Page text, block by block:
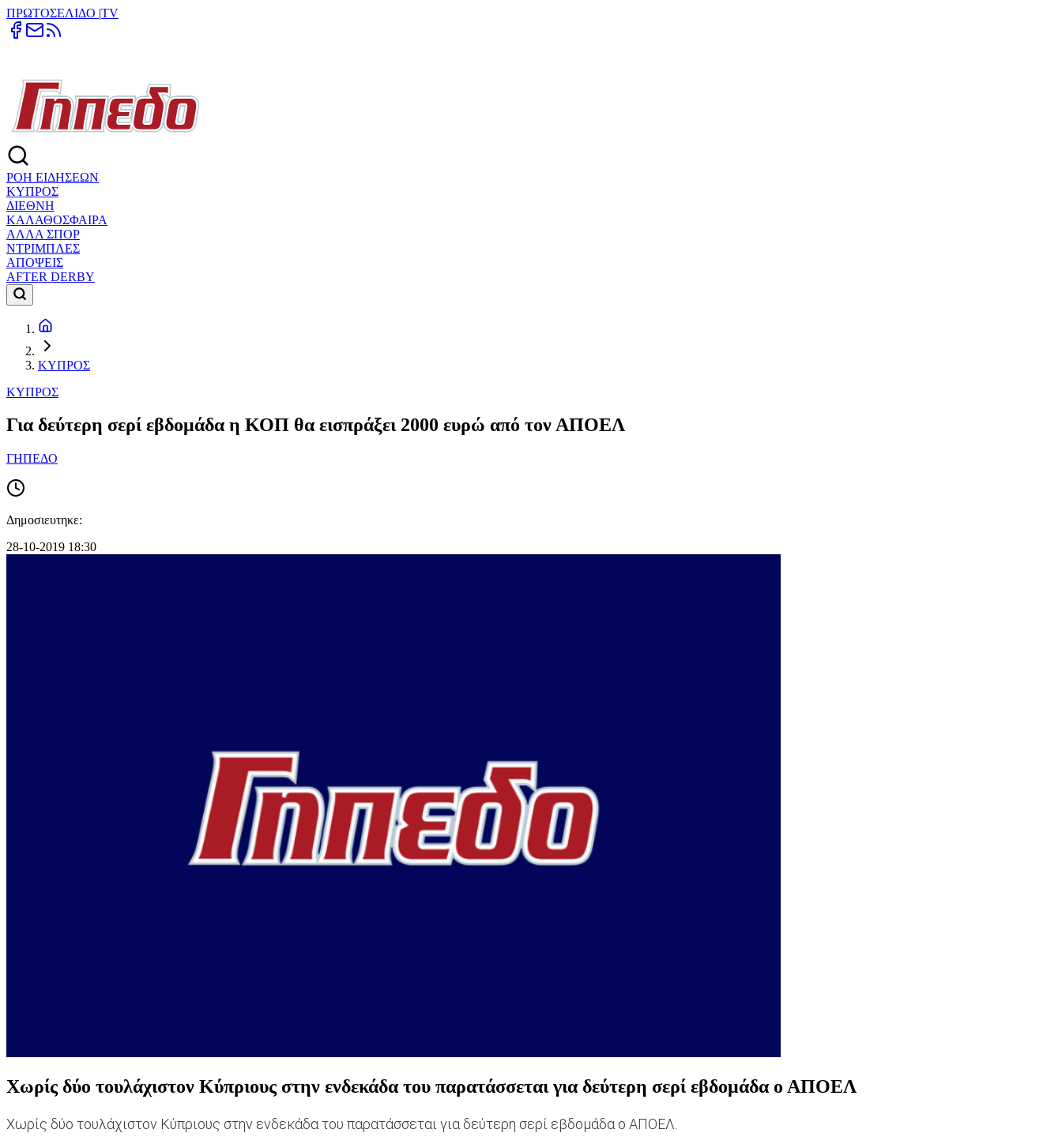
ΠΡΩΤΟΣΕΛΙΔΟ |TV
ΡΟΗ ΕΙΔΗΣΕΩΝ
ΚΥΠΡΟΣ
ΔΙΕΘΝΗ
ΚΑΛΑΘΟΣΦΑΙΡΑ
ΑΛΛΑ ΣΠΟΡ
ΝΤΡΙΜΠΛΕΣ
ΑΠΟΨΕΙΣ
AFTER DERBY
ΚΥΠΡΟΣ
ΚΥΠΡΟΣ
Για δεύτερη σερί εβδομάδα η ΚΟΠ θα εισπράξει 2000 ευρώ από τον ΑΠΟΕΛ
ΓΗΠΕΔΟ
Δημοσιευτηκε:
28-10-2019 18:30
Χωρίς δύο τουλάχιστον Κύπριους στην ενδεκάδα του παρατάσσεται για δεύτερη σερί εβδομάδα ο ΑΠΟΕΛ
Χωρίς δύο τουλάχιστον Κύπριους στην ενδεκάδα του παρατάσσεται για δεύτερη σερί εβδομάδα ο ΑΠΟΕΛ.